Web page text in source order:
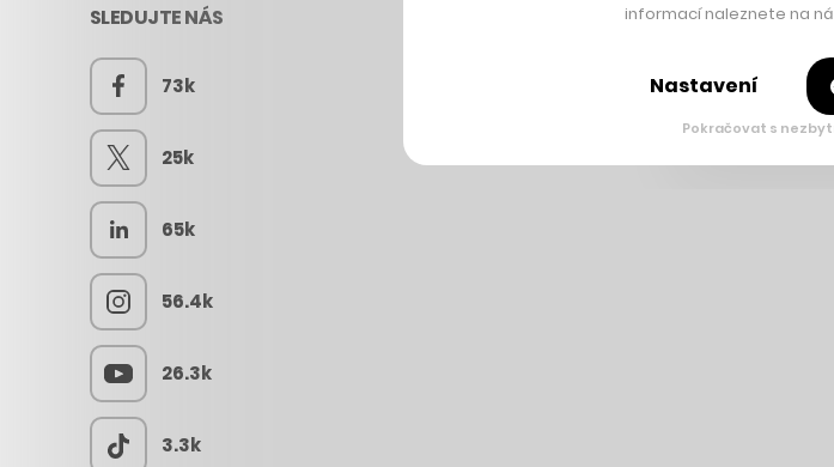
SLEDUJTE NÁS
73k
25k
65k
56.4k
26.3k
3.3k
informací naleznete na
Nastavení
Pokračovat s